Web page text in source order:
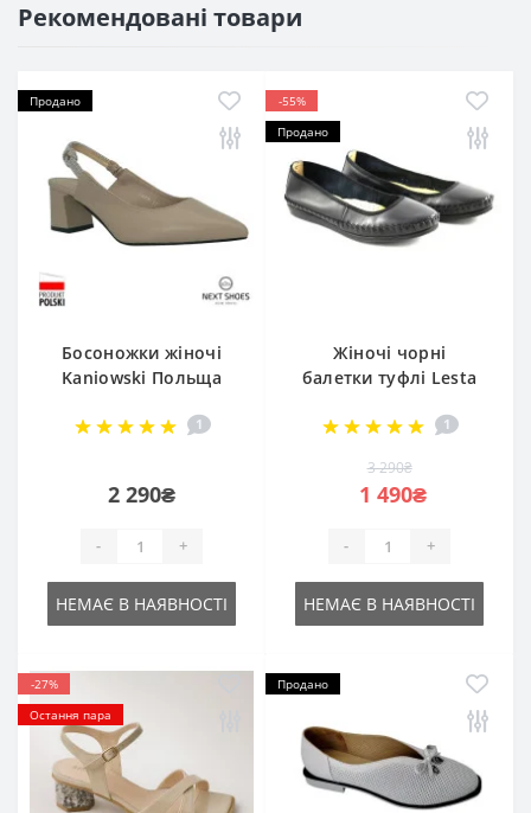
Рекомендовані товари
Продано
Босоножки жіночі
Kaniowski Польща
1
2 290₴
- +
НЕМАЄ В НАЯВНОСТІ
-55%
Продано
Жіночі чорні
балетки туфлі Lesta
1036 czarni 5029 з
устілкою з
натуральної шкіри
фабрики
1
3 290₴
1 490₴
- +
НЕМАЄ В НАЯВНОСТІ
-27%
Остання пара
Продано